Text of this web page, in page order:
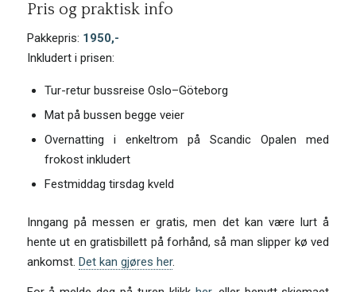
Pris og praktisk info
Pakkepris: 1950,-
Inkludert i prisen:
Tur-retur bussreise Oslo–Göteborg
Mat på bussen begge veier
Overnatting i enkeltrom på Scandic Opalen med
frokost inkludert
Festmiddag tirsdag kveld
Inngang på messen er gratis, men det kan være lurt å
hente ut en gratisbillett på forhånd, så man slipper kø ved
ankomst. Det kan gjøres her.